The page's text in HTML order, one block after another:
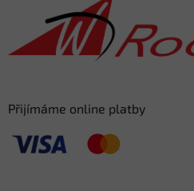
Přijímáme online platby